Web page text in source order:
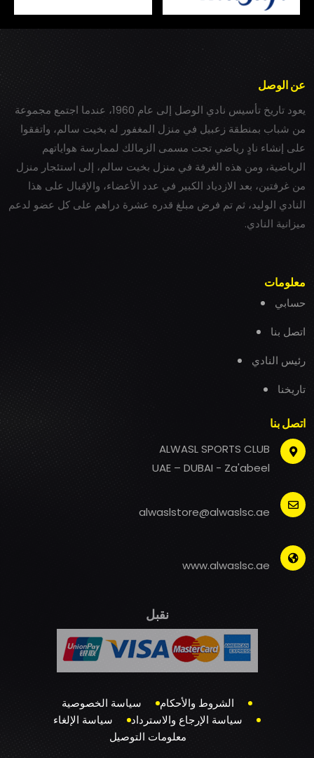
عن الوصل
يعود تاريخ تأسيس نادي الوصل إلى عام 1960، عندما اجتمع مجموعة
من شباب بمنطقة زعبيل في منزل المغفور له بخيت سالم، واتفقوا
على إنشاء نادٍ رياضي تحت مسمى الزمالك لممارسة هواياتهم
الرياضية، ومن هذه الغرفة في منزل بخيت سالم، إلى استئجار منزل
من غرفتين، بعد الازدياد الكبير في عدد الأعضاء، والإقبال على هذا
النادي الوليد، ثم تم فرض مبلغ قدره عشرة دراهم على كل عضو لدعم
ميزانية النادي.
معلومات
حسابي
اتصل بنا
رئيس النادي
تاريخنا
اتصل بنا
ALWASL SPORTS CLUB
UAE – DUBAI - Za'abeel
alwaslstore@alwaslsc.ae
www.alwaslsc.ae
نقبل
الشروط والأحكام
سياسة الخصوصية
سياسة الإرجاع والاسترداد
سياسة الإلغاء
معلومات التوصيل